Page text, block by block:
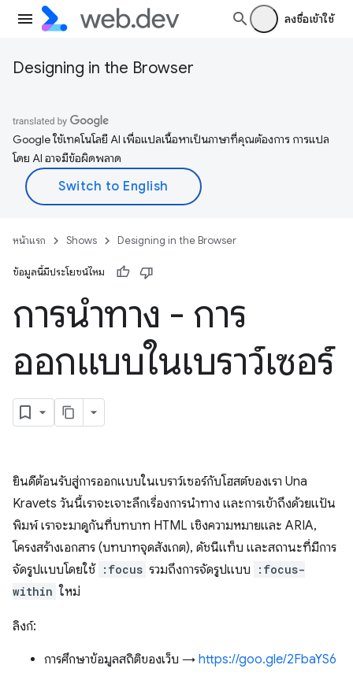
ลงชื่อเข้าใช้
Designing in the Browser
Google ใช้เทคโนโลยี AI เพื่อแปลเนื้อหาเป็นภาษาที่คุณต้องการ การแปล
โดย AI อาจมีข้อผิดพลาด
หน้าแรก Shows Designing in the Browser
ข้อมูลนี้มีประโยชน์ไหม
การนำทาง - การ
ออกแบบในเบราว์เซอร์
ยินดีต้อนรับสู่การออกแบบในเบราว์เซอร์กับโฮสต์ของเรา Una
Kravets วันนี้เราจะเจาะลึกเรื่องการนำทาง และการเข้าถึงด้วยแป้น
พิมพ์ เราจะมาดูกันที่บทบาท HTML เชิงความหมายและ ARIA,
โครงสร้างเอกสาร (บทบาทจุดสังเกต), ดัชนีแท็บ และสถานะที่มีการ
จัดรูปแบบโดยใช้ :focus รวมถึงการจัดรูปแบบ
:focus-
within ใหม่
ลิงก์:
การศึกษาข้อมูลสถิติของเว็บ → https://goo.gle/2FbaYS6